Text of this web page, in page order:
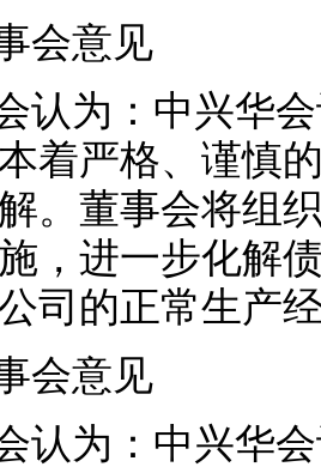
会意见
认为： 中兴华
着严格、谨慎
。董事会将组
，进一步化解
司的正常生产
会意见
认为： 中兴华